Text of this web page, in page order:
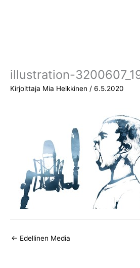
illustration-
Kirjoittaja Mia Heikkinen / 6.5.2020
← Edellinen Media